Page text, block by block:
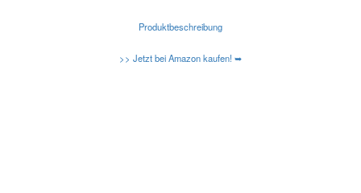
Produktbeschreibung
>> Jetzt bei Amazon kaufen! ➥